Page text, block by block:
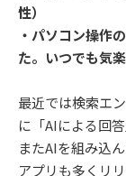
性）
・パソコン操作
た。いつでも気
最近では検索エ
に「AIによる回
またAIを組み込
アプリも多くリ